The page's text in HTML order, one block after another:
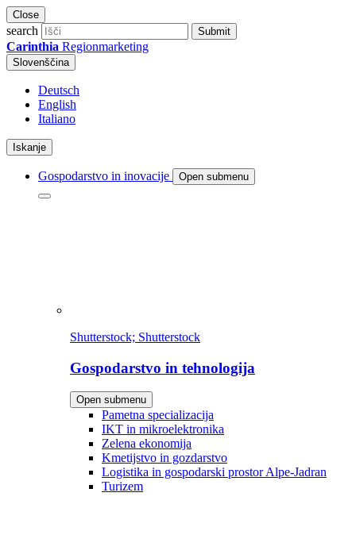
Close
search Submit
Carinthia Regionmarketing
Slovenščina
Deutsch
English
Italiano
Iskanje
Gospodarstvo in inovacije Open submenu
Shutterstock; Shutterstock
Gospodarstvo in tehnologija
Open submenu
Pametna specializacija
IKT in mikroelektronika
Zelena ekonomija
Kmetijstvo in gozdarstvo
Logistika in gospodarski prostor Alpe-Jadran
Turizem